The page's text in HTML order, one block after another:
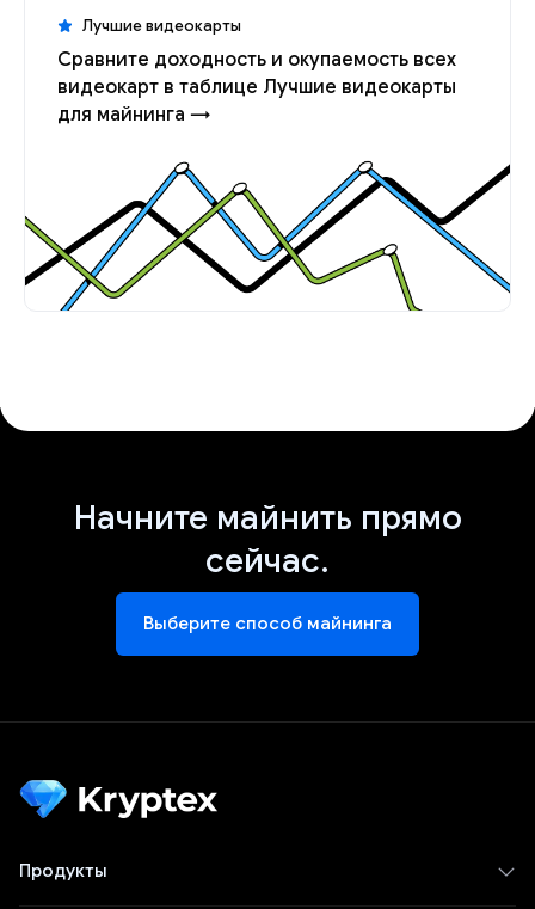
Лучшие видеокарты
Сравните доходность и окупаемость всех
видеокарт в таблице Лучшие видеокарты
для майнинга →
Начните майнить прямо
сейчас.
Выберите способ майнинга
Продукты